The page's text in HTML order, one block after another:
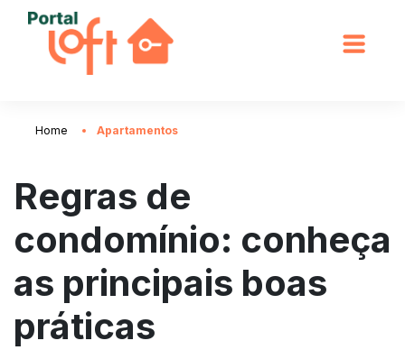
Home Apartamentos
Regras de
condomínio: conheça
as principais boas
práticas